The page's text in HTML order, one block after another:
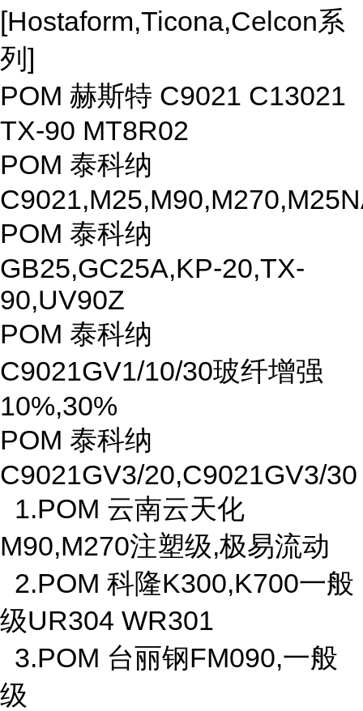
[Hostaform,Ticona,Celcon系
列]
POM 赫斯特 C9021 C13021
TX-90 MT8R02
POM 泰科纳
POM 泰科纳
GB25,GC25A,KP-20,TX-
90,UV90Z
POM 泰科纳
C9021GV1/10/30玻纤增强
10%,30%
POM 泰科纳
C9021GV3/20,C9021GV3/30
1.POM 云南云天化
M90,M270注塑级,极易流动
2.POM 科隆K300,K700一般
级UR304 WR301
3.POM 台丽钢FM090,一般
级